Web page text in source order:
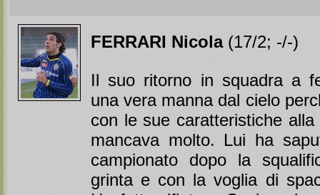
FERRARI Nicola (17/2; -/-)
Il suo ritorno in squadra a
una vera manna dal cielo
con le sue caratteristiche
mancava molto. Lui ha
campionato dopo la
grinta e con la voglia di